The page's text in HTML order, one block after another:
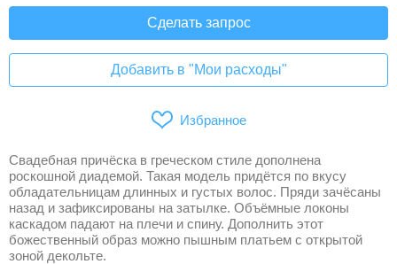
Сделать запрос
Добавить в "Мои расходы"
Избранное
Свадебная причёска в греческом стиле дополнена
роскошной диадемой. Такая модель придётся по вкусу
обладательницам длинных и густых волос. Пряди зачёсаны
назад и зафиксированы на затылке. Объёмные локоны
каскадом падают на плечи и спину. Дополнить этот
божественный образ можно пышным платьем с открытой
зоной декольте.